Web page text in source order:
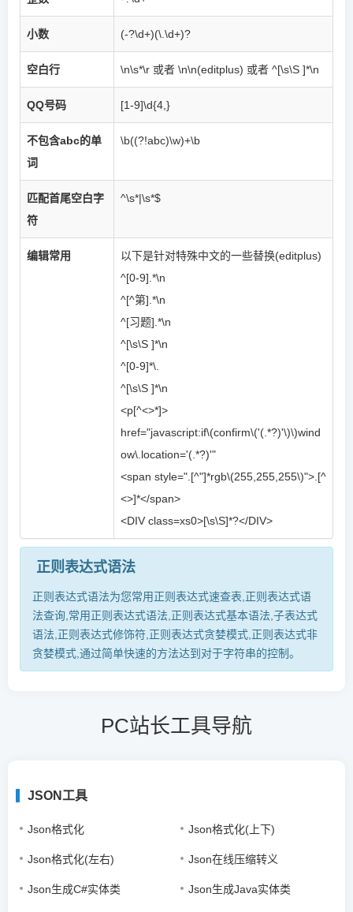
小数 (-?\d+)(\.\d+)?
空白行 \n\s*\r 或者 \n\n(editplus) 或者 ^[\s\S ]*\n
QQ号码 [1-9]\d{4,}
不包含abc的单
词
\b((?!abc)\w)+\b
匹配首尾空白字
符
^\s*|\s*$
编辑常用
以下是针对特殊中文的一些替换(editplus)
^[0-9].*\n
^[^第].*\n
^[习题].*\n
^[\s\S ]*\n
^[0-9]*\.
^[\s\S ]*\n
<p[^<>*]>
href="javascript:if\(confirm\('(.*?)'\)\)wind
ow\.location='(.*?)'"
<span style=".[^"]*rgb\(255,255,255\)">.[^
<>]*</span>
<DIV class=xs0>[\s\S]*?</DIV>
正则表达式语法
正则表达式语法为您常用正则表达式速查表,正则表达式语
法查询,常用正则表达式语法,正则表达式基本语法,子表达式
语法,正则表达式修饰符,正则表达式贪婪模式,正则表达式非
贪婪模式,通过简单快速的方法达到对于字符串的控制。
PC站长工具导航
JSON工具
Json格式化 Json格式化(上下)
Json格式化(左右) Json在线压缩转义
Json生成C#实体类 Json生成Java实体类